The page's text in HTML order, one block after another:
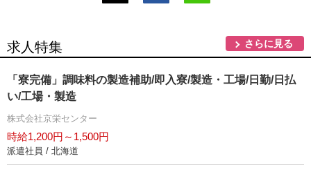
求人特集 さらに見る
「寮完備」調味料の製造補助/即入寮/製造・工場/日勤/日払
い/工場・製造
株式会社京栄センター
時給1,200円～1,500円
派遣社員 / 北海道